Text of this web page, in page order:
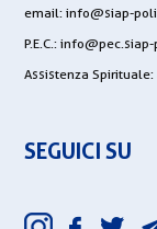
email: info@siap-
P.E.C.:
Assistenza Spirituale:
SEGUICI SU